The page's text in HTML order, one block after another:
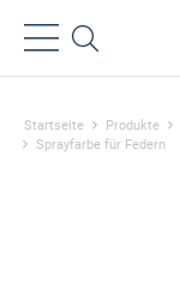
Startseite Produkte
Sprayfarbe für Federn